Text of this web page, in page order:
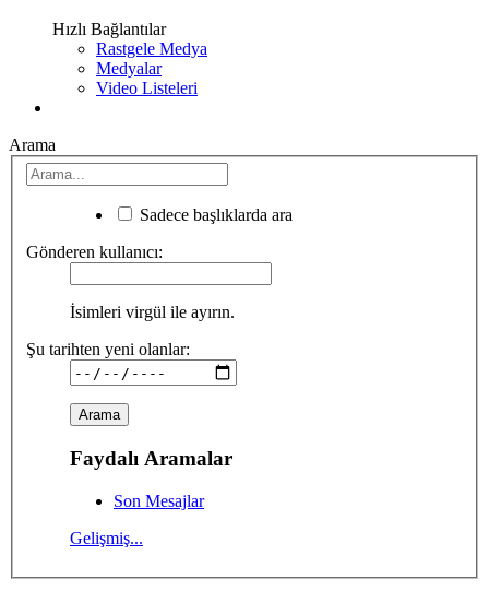
Hızlı Bağlantılar
Rastgele Medya
Medyalar
Video Listeleri
Arama
Sadece başlıklarda ara
Gönderen kullanıcı:
İsimleri virgül ile ayırın.
Şu tarihten yeni olanlar:
Faydalı Aramalar
Son Mesajlar
Gelişmiş...